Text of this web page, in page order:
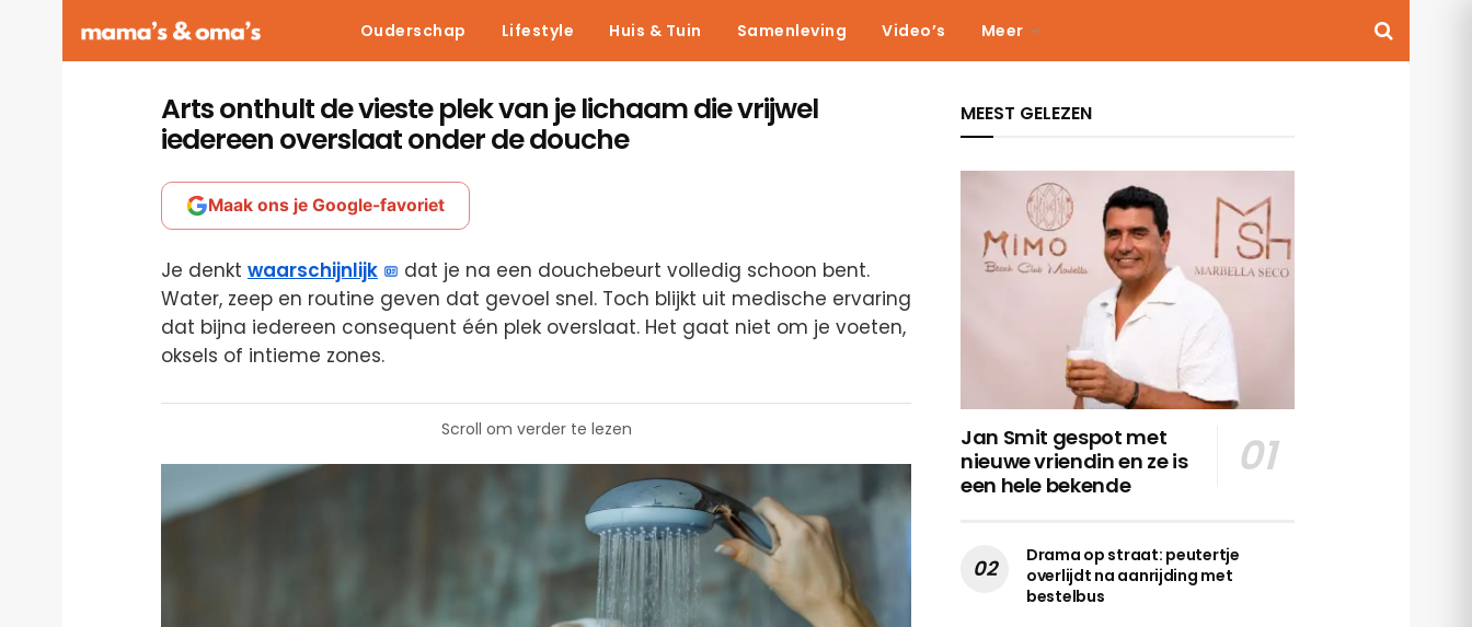
Ouderschap Lifestyle Huis & Tuin Samenleving Video’s Meer
Arts onthult de vieste plek van je lichaam die vrijwel
iedereen overslaat onder de douche
Maak ons je Google-favoriet
Je denkt waarschijnlijk
dat je na een douchebeurt volledig schoon bent.
Water, zeep en routine geven dat gevoel snel. Toch blijkt uit medische ervaring
dat bijna iedereen consequent één plek overslaat. Het gaat niet om je voeten,
oksels of intieme zones.
Scroll om verder te lezen
MEEST GELEZEN
Jan Smit gespot met
nieuwe vriendin en ze is
een hele bekende
Drama op straat: peutertje
overlijdt na aanrijding met
bestelbus